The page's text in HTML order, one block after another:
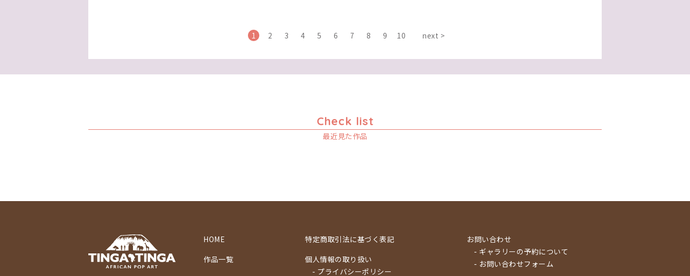
1 2 3 4 5 6 7 8 9 10 next >
Check list
最近見た作品
HOME
作品一覧
特定商取引法に基づく表記
個人情報の取り扱い
- プライバシーポリシー
お問い合わせ
- ギャラリーの予約について
- お問い合わせフォーム